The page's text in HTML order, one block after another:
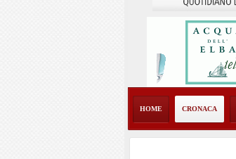
HOME CRONACA